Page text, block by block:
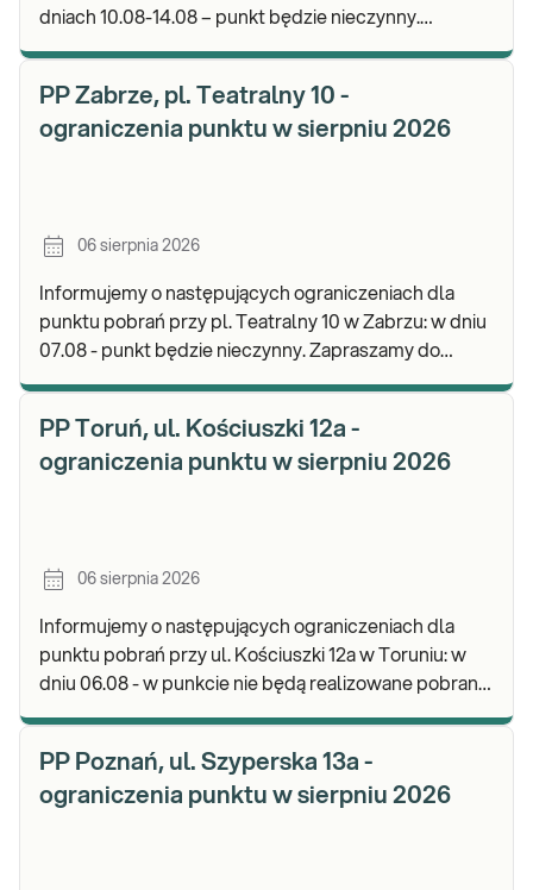
dniach 10.08-14.08 – punkt będzie nieczynny.
PP Zabrze, pl. Teatralny 10 -
ograniczenia punktu w sierpniu 2026
06 sierpnia 2026
Informujemy o następujących ograniczeniach dla
punktu pobrań przy pl. Teatralny 10 w Zabrzu: w dniu
07.08 - punkt będzie nieczynny. Zapraszamy do
PP Toruń, ul. Kościuszki 12a -
ograniczenia punktu w sierpniu 2026
06 sierpnia 2026
Informujemy o następujących ograniczeniach dla
punktu pobrań przy ul. Kościuszki 12a w Toruniu: w
dniu 06.08 - w punkcie nie będą realizowane pobrania
PP Poznań, ul. Szyperska 13a -
ograniczenia punktu w sierpniu 2026